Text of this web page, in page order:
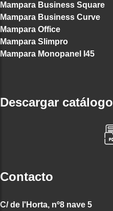
Mampara Business Square
Mampara Business Curve
Mampara Office
Mampara Slimpro
Mampara Monopanel I45
Descargar catálogo
Contacto
C/ de l'Horta, nº8 nave 5